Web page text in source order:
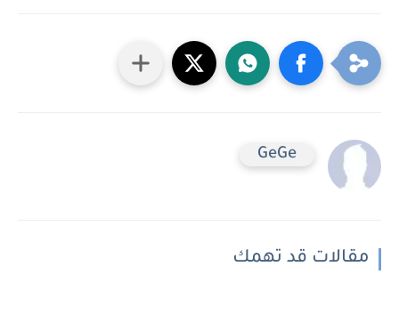
GeGe
مقالات قد تهمك